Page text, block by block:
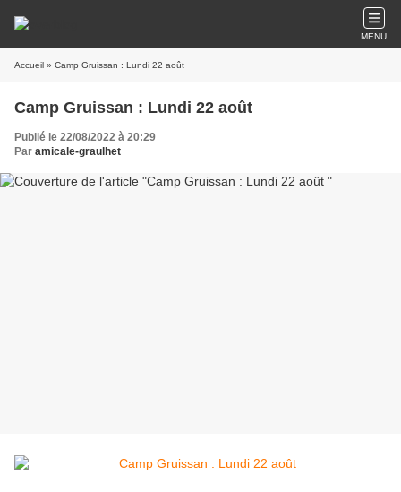
MENU
Accueil » Camp Gruissan : Lundi 22 août
Camp Gruissan : Lundi 22 août
Publié le 22/08/2022 à 20:29
Par amicale-graulhet